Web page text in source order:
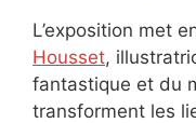
L’exposition met
Housset,
fantastique et du
transforment les